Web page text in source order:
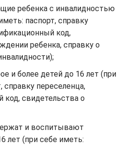
ребенка с инвалидностью
паспорт, справку
код,
ребенка, справку о
и более детей до 16 лет (при
справку переселенца,
свидетельства о
и воспитывают
лет (при себе иметь: